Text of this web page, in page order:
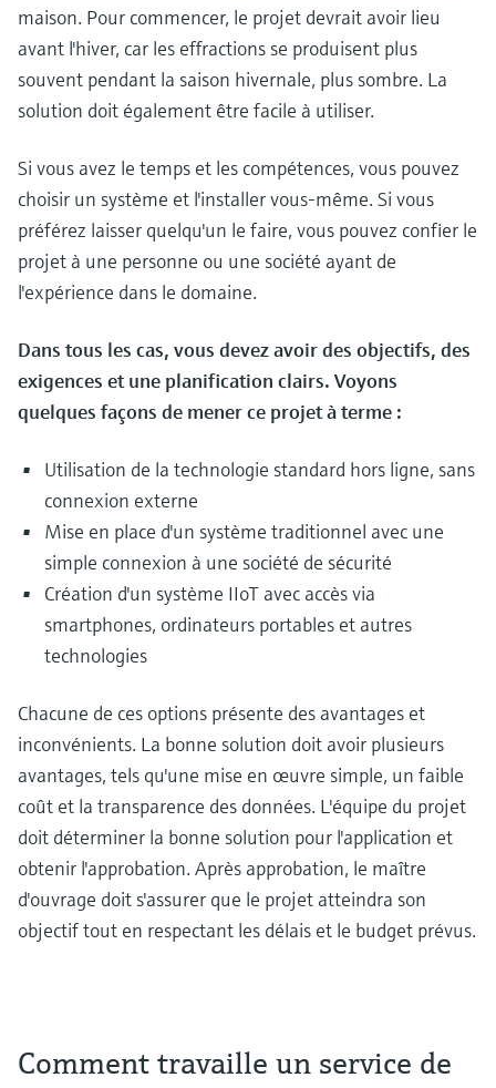
maison. Pour commencer, le projet devrait avoir lieu
avant l'hiver, car les effractions se produisent plus
souvent pendant la saison hivernale, plus sombre. La
solution doit également être facile à utiliser.
Si vous avez le temps et les compétences, vous pouvez
choisir un système et l'installer vous-même. Si vous
préférez laisser quelqu'un le faire, vous pouvez confier le
projet à une personne ou une société ayant de
l'expérience dans le domaine.
Dans tous les cas, vous devez avoir des objectifs, des
exigences et une planification clairs. Voyons
quelques façons de mener ce projet à terme :
Utilisation de la technologie standard hors ligne, sans
connexion externe
Mise en place d'un système traditionnel avec une
simple connexion à une société de sécurité
Création d'un système IIoT avec accès via
smartphones, ordinateurs portables et autres
technologies
Chacune de ces options présente des avantages et
inconvénients. La bonne solution doit avoir plusieurs
avantages, tels qu'une mise en œuvre simple, un faible
coût et la transparence des données. L'équipe du projet
doit déterminer la bonne solution pour l'application et
obtenir l'approbation. Après approbation, le maître
d'ouvrage doit s'assurer que le projet atteindra son
objectif tout en respectant les délais et le budget prévus.
Comment travaille un service de